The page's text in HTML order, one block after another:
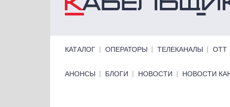
КАТАЛОГ ОПЕРАТОРЫ ТЕЛЕКАНАЛЫ ОТТ
Primary links bottom
АНОНСЫ БЛОГИ НОВОСТИ НОВОСТИ